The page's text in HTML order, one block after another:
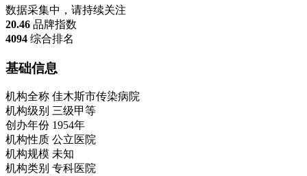
数据采集中，请持续关注
20.46 品牌指数
4094 综合排名
基础信息
机构全称 佳木斯市传染病院
机构级别 三级甲等
创办年份 1954年
机构性质 公立医院
机构规模 未知
机构类别 专科医院